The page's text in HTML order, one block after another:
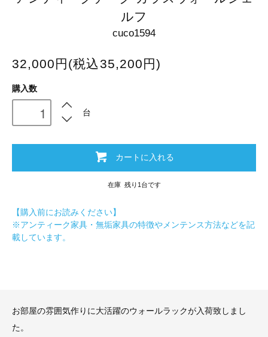
ルフ
cuco1594
32,000円(税込35,200円)
購入数
台
カートに入れる
在庫 残り1台です
【購入前にお読みください】
※アンティーク家具・無垢家具の特徴やメンテンス方法などを記
載しています。
お部屋の雰囲気作りに大活躍のウォールラックが入荷致しまし
た。